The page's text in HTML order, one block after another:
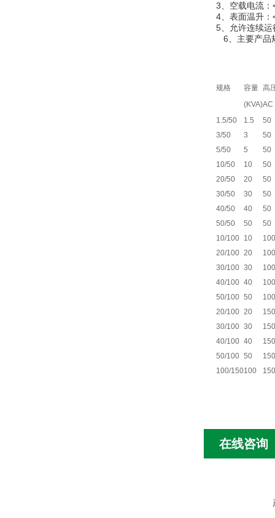
3、空载电流：
4、表面温升
5、允许连续
6、主要产品
规格 容量 高
(KVA)AC
1.5/50
1.5
50
3/50
3
50
5/50
5
50
10/50
10
50
20/50
20
50
30/50
30
50
40/50
40
50
50/50
50
50
10/100
10
100
20/100 20
100
30/100 30
100
40/100 40
100
50/100 50
100
20/100 20
150
30/100 30
150
40/100 40
150
50/100 50
150
100/150100 150
在线咨询